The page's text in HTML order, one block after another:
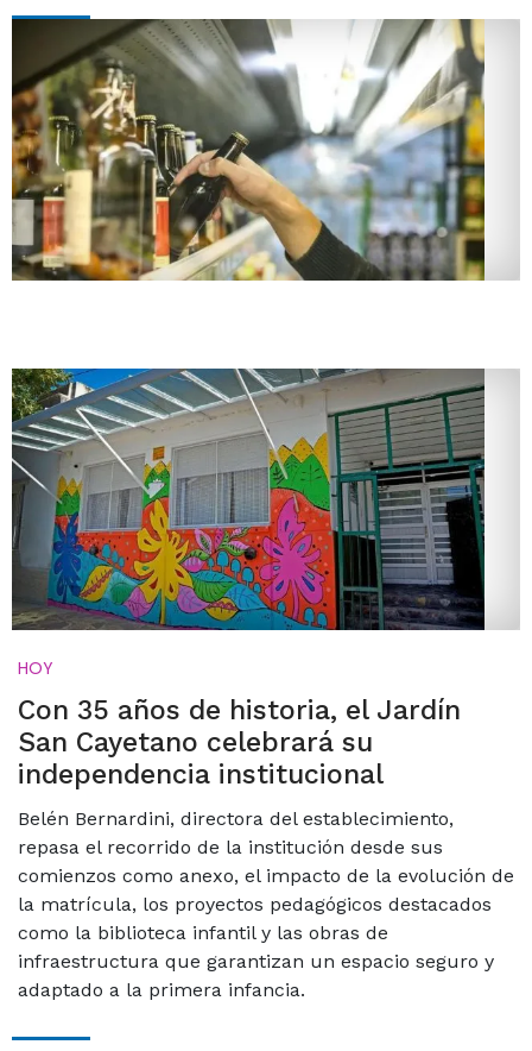
HOY
Con 35 años de historia, el Jardín
San Cayetano celebrará su
independencia institucional
Belén Bernardini, directora del establecimiento,
repasa el recorrido de la institución desde sus
comienzos como anexo, el impacto de la evolución de
la matrícula, los proyectos pedagógicos destacados
como la biblioteca infantil y las obras de
infraestructura que garantizan un espacio seguro y
adaptado a la primera infancia.